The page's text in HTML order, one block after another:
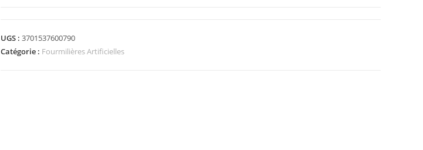
2.6
Model
UGS : 3701537600790
Catégorie : Fourmilières Artificielles